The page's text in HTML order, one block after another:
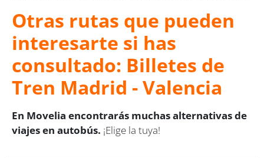
Otras rutas que pueden
interesarte si has
consultado: Billetes de
Tren Madrid - Valencia
En Movelia encontrarás muchas alternativas de
viajes en autobús. ¡Elige la tuya!